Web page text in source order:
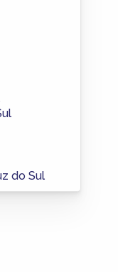
do Sul